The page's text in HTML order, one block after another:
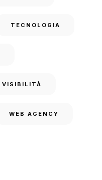
TECNOLOGIA
VISIBILITÀ
WEB AGENCY